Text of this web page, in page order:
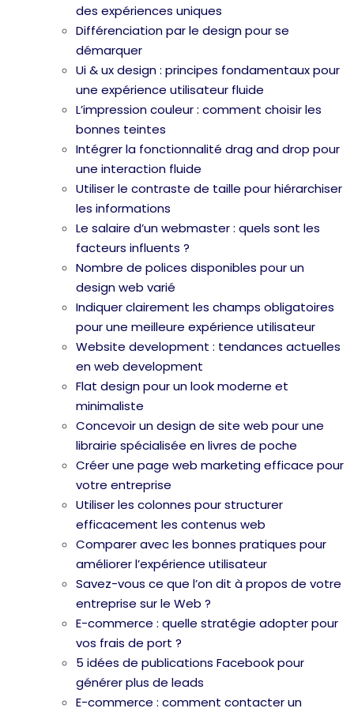
des expériences uniques
Différenciation par le design pour se
démarquer
Ui & ux design : principes fondamentaux pour
une expérience utilisateur fluide
L’impression couleur : comment choisir les
bonnes teintes
Intégrer la fonctionnalité drag and drop pour
une interaction fluide
Utiliser le contraste de taille pour hiérarchiser
les informations
Le salaire d’un webmaster : quels sont les
facteurs influents ?
Nombre de polices disponibles pour un
design web varié
Indiquer clairement les champs obligatoires
pour une meilleure expérience utilisateur
Website development : tendances actuelles
en web development
Flat design pour un look moderne et
minimaliste
Concevoir un design de site web pour une
librairie spécialisée en livres de poche
Créer une page web marketing efficace pour
votre entreprise
Utiliser les colonnes pour structurer
efficacement les contenus web
Comparer avec les bonnes pratiques pour
améliorer l’expérience utilisateur
Savez-vous ce que l’on dit à propos de votre
entreprise sur le Web ?
E-commerce : quelle stratégie adopter pour
vos frais de port ?
5 idées de publications Facebook pour
générer plus de leads
E-commerce : comment contacter un